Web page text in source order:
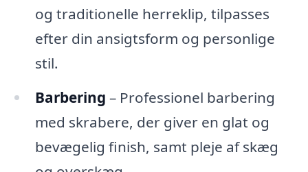
og traditionelle herreklip, tilpasses
efter din ansigtsform og personlige
stil.
Barbering – Professionel barbering
med skrabere, der giver en glat og
bevægelig finish, samt pleje af skæg